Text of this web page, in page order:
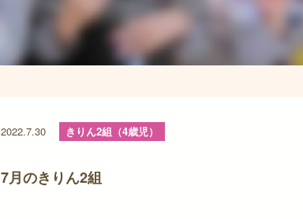
2022.7.30 きりん2組（4歳児）
7月のきりん2組